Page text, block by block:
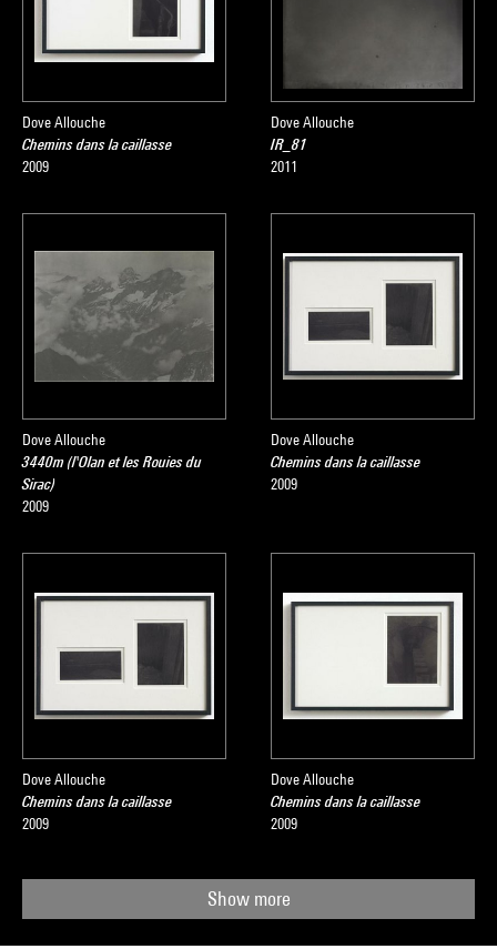
Dove Allouche
Chemins dans la caillasse
2009
Dove Allouche
IR_81
2011
Dove Allouche
3440m (l'Olan et les Rouies du
Sirac)
2009
Dove Allouche
Chemins dans la caillasse
2009
Dove Allouche
Chemins dans la caillasse
2009
Dove Allouche
Chemins dans la caillasse
2009
Show more